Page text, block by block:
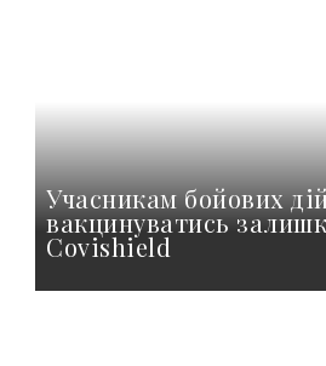
Учасникам бойових
вакцинуватись
Covishield